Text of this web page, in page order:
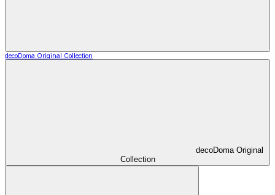
decoDoma Original Collection
decoDoma Original
Collection